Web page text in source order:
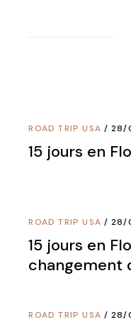
ROAD TRIP USA 28/
15 jours en
ROAD TRIP USA 28/
15 jours en
changement
ROAD TRIP USA 28/